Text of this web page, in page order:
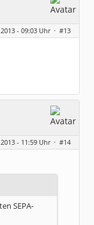
- 09:03 Uhr · #13
- 11:59 Uhr · #14
SEPA-